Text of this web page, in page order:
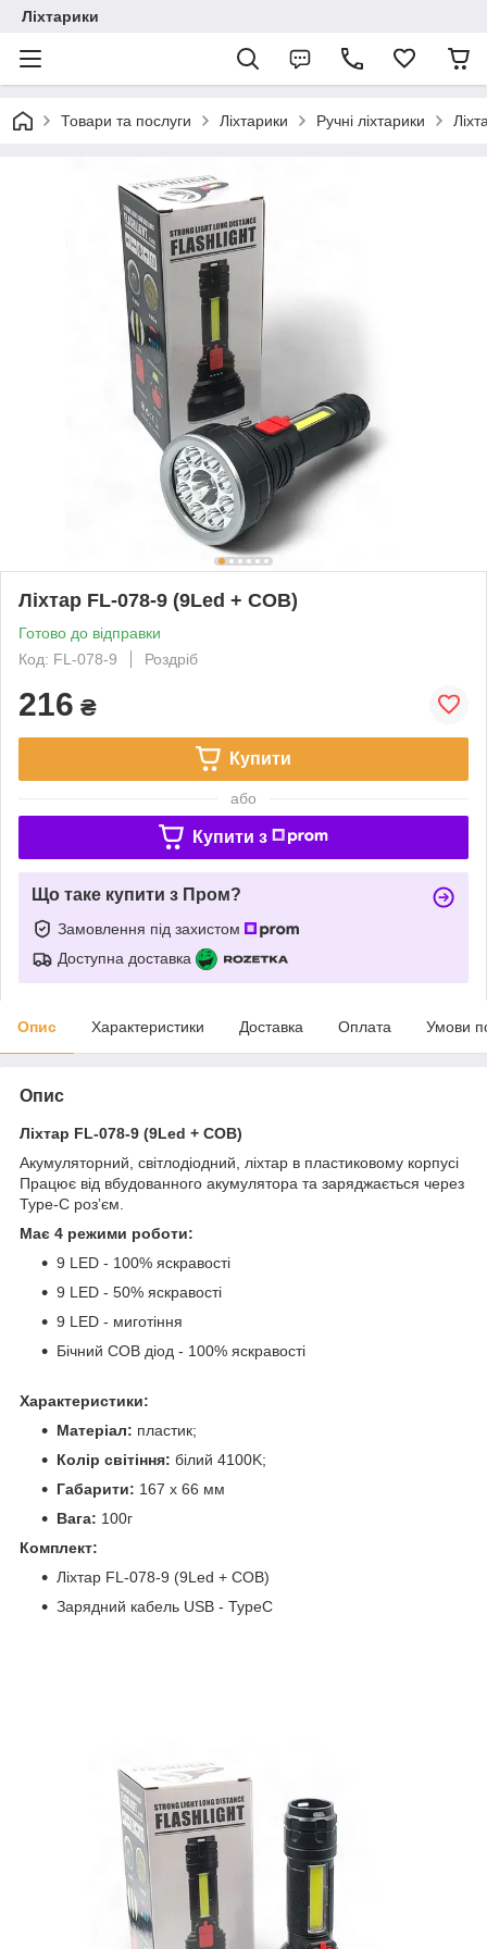
Ліхтарики
Товари та послуги Ліхтарики Ручні ліхтарики
Ліхтар FL-078-9 (9Led + COB)
Готово до відправки
Код: FL-078-9
Роздріб
216 ₴
Купити
або
Купити з
Що таке купити з Пром?
Замовлення під захистом
Доступна доставка
Опис Характеристики Доставка Оплата Умови
Опис
Ліхтар FL-078-9 (9Led + COB)
Акумуляторний, світлодіодний, ліхтар в пластиковому корпусі
Працює від вбудованного акумулятора та заряджається через
Type-C розʼєм.
Має 4 режими роботи:
9 LED - 100% яскравості
9 LED - 50% яскравості
9 LED - миготіння
Бічний COB діод - 100% яскравості
Характеристики:
Матеріал: пластик;
Колір світіння: білий 4100K;
Габарити: 167 х 66 мм
Вага: 100г
Комплект:
Ліхтар FL-078-9 (9Led + COB)
Зарядний кабель USB - TypeC